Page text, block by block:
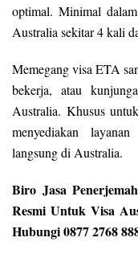
optimal. Minimal
Australia sekitar 4 kali
Memegang visa ETA
bekerja, atau
Australia. Khusus
menyediakan
langsung di Australia.
Biro Jasa
Resmi Untuk Visa
Hubungi 0877 2768